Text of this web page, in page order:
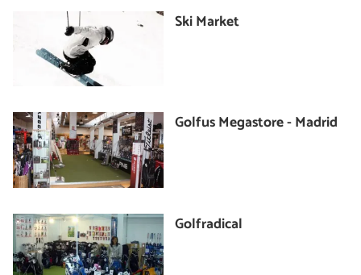
Ski Market
Golfus Megastore - Madrid
Golfradical